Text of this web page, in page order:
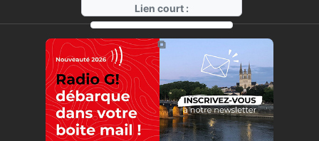
Lien court :
https://radio-g.fr?13211
⧉